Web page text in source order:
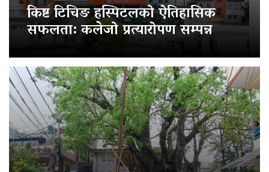
किष्ट टिचिङ हस्पिटलको ऐतिहासिक
सफलता: कलेजो प्रत्यारोपण सम्पन्न